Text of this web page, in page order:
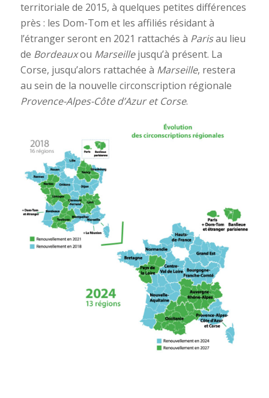
territoriale de 2015, à quelques petites différences
près : les Dom-Tom et les affiliés résidant à
l’étranger seront en 2021 rattachés à Parisau lieu
de Bordeauxou Marseillejusqu’à présent. La
Corse, jusqu’alors rattachée à Marseille, restera
au sein de la nouvelle circonscription régionale
Provence-Alpes-Côte d’Azur et Corse.